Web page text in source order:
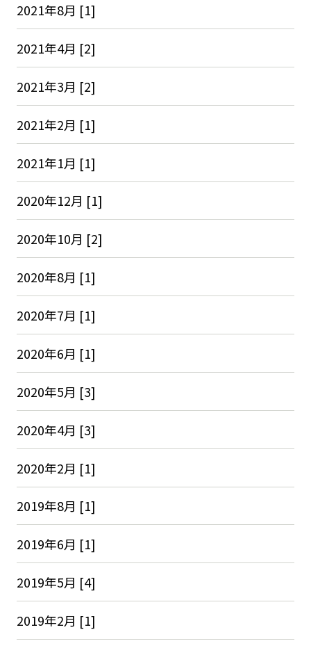
2021年8月 [1]
2021年4月 [2]
2021年3月 [2]
2021年2月 [1]
2021年1月 [1]
2020年12月 [1]
2020年10月 [2]
2020年8月 [1]
2020年7月 [1]
2020年6月 [1]
2020年5月 [3]
2020年4月 [3]
2020年2月 [1]
2019年8月 [1]
2019年6月 [1]
2019年5月 [4]
2019年2月 [1]